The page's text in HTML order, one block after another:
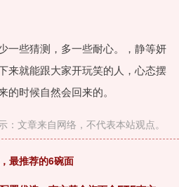
一些猜测，多一些耐心。，静等妍
来就能跟大家开玩笑的人，心态摆
时候自然会回来的。
：文章来自网络，不代表本站观点。
最推荐的6碗面